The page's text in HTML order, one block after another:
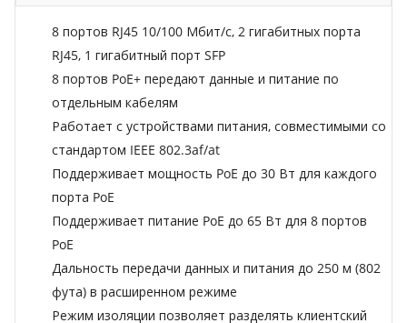
8 портов RJ45 10/100 Мбит/с, 2 гигабитных порта
RJ45, 1 гигабитный порт SFP
8 портов PoE+ передают данные и питание по
отдельным кабелям
Работает с устройствами питания, совместимыми со
стандартом IEEE 802.3af/at
Поддерживает мощность PoE до 30 Вт для каждого
порта PoE
Поддерживает питание PoE до 65 Вт для 8 портов
PoE
Дальность передачи данных и питания до 250 м (802
фута) в расширенном режиме
Режим изоляции позволяет разделять клиентский